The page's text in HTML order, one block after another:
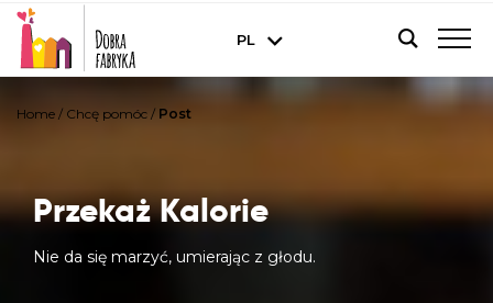
PL
Przekaż Kalorie
Nie da się marzyć, umierając z głodu.
Home / Chcę pomóc / Post